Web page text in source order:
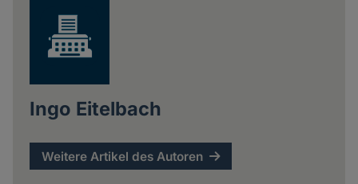
Ingo Eitelbach
Weitere Artikel des Autoren